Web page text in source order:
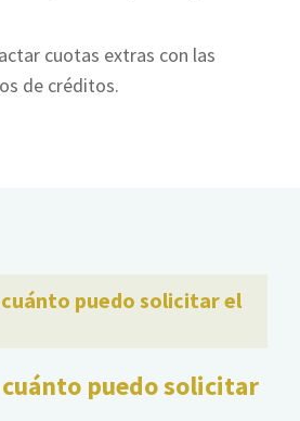
cuotas extras con las
de créditos.
cuánto puedo solicitar el
cuánto puedo solicitar